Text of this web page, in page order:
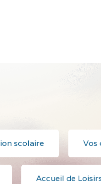
scolaire Vos
Accueil de